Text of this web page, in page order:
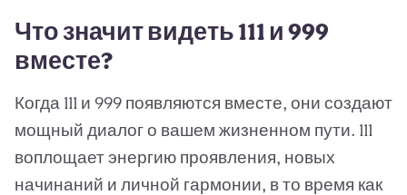
Что значит видеть 111 и 999
вместе?
Когда 111 и 999 появляются вместе, они создают
мощный диалог о вашем жизненном пути. 111
воплощает энергию проявления, новых
начинаний и личной гармонии, в то время как